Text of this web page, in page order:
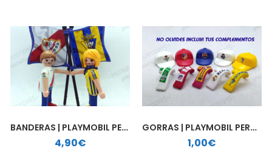
BANDERAS | PLAYMOBIL PERSONALIZADAS
4,90€
GORRAS | PLAYMOBIL PERSONALIZADAS
1,00€